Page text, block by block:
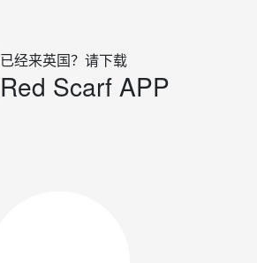
已经来英国？请下载
Red Scarf APP